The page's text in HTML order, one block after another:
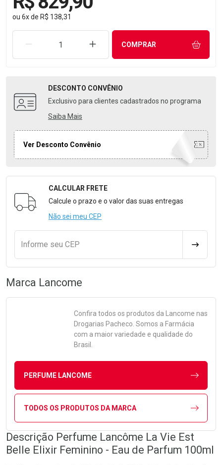
ou 6xde R$ 138,31
REMOVER UMA UNIDADEAUMENTAR UMA UNIDADE
COMPRAR
DESCONTO CONVÊNIO
Exclusivo para clientes cadastrados no programa
Saiba Mais
Ver Desconto Convênio
Formulário para Calcular o Frete
CALCULAR FRETE
Calcule o prazo e o valor das suas entregas
Não sei meu CEP
Informe seu CEP
Marca Lancome
Confira todos os produtos da Lancome nas
Drogarias Pacheco. Somos a Farmácia
com a maior variedade e qualidade do
Brasil.
PERFUME LANCOME
TODOS OS PRODUTOS DA MARCA
Descrição Perfume Lancôme La Vie Est
Belle Elixir Feminino - Eau de Parfum 100ml